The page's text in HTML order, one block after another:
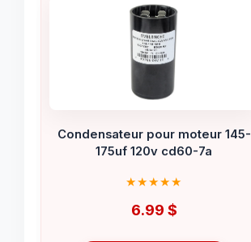
Condensateur pour moteur 145-
175uf 120v cd60-7a
6.99 $